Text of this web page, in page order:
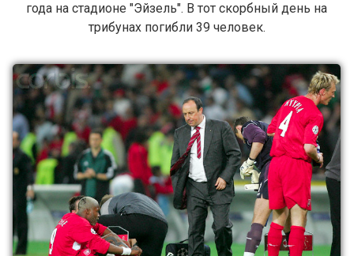
года на стадионе "Эйзель". В тот скорбный день на
трибунах погибли 39 человек.